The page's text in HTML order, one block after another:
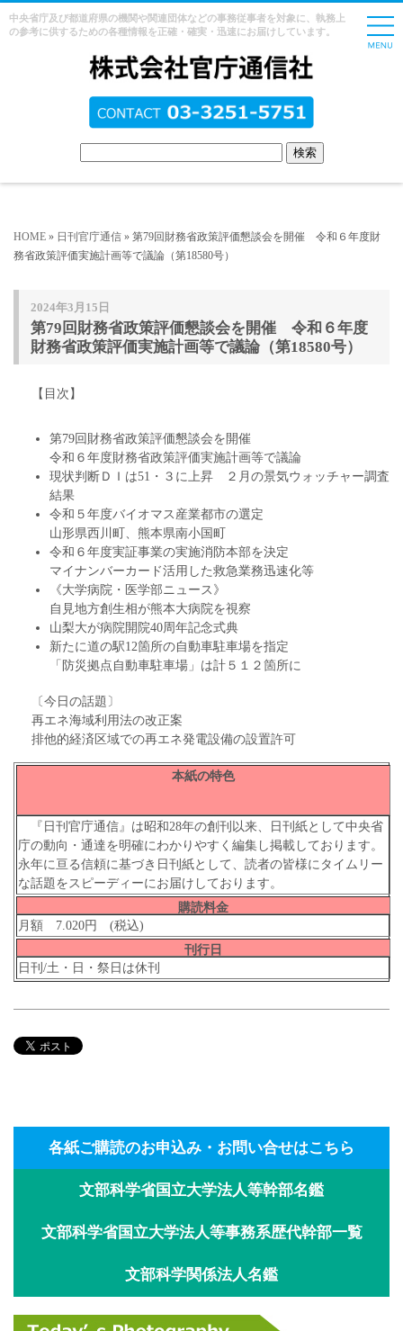
中央省庁及び都道府県の機関や関連団体などの事務従事者を対象に、執務上
の参考に供するための各種情報を正確・確実・迅速にお届けしています。
HOME » 日刊官庁通信 » 第79回財務省政策評価懇談会を開催 令和６年度財
務省政策評価実施計画等で議論（第18580号）
2024年3月15日
第79回財務省政策評価懇談会を開催 令和６年度
財務省政策評価実施計画等で議論（第18580号）
【目次】
第79回財務省政策評価懇談会を開催
令和６年度財務省政策評価実施計画等で議論
現状判断ＤＩは51・３に上昇 ２月の景気ウォッチャー調査
結果
令和５年度バイオマス産業都市の選定
山形県西川町、熊本県南小国町
令和６年度実証事業の実施消防本部を決定
マイナンバーカード活用した救急業務迅速化等
《大学病院・医学部ニュース》
自見地方創生相が熊本大病院を視察
山梨大が病院開院40周年記念式典
新たに道の駅12箇所の自動車駐車場を指定
「防災拠点自動車駐車場」は計５１２箇所に
〔今日の話題〕
再エネ海域利用法の改正案
排他的経済区域での再エネ発電設備の設置許可
本紙の特色
『日刊官庁通信』は昭和28年の創刊以来、日刊紙として中央省
庁の動向・通達を明確にわかりやすく編集し掲載しております。
永年に亘る信頼に基づき日刊紙として、読者の皆様にタイムリー
な話題をスピーディーにお届けしております。
購読料金
月額 7.020円 (税込)
刊行日
日刊/土・日・祭日は休刊
各紙ご購読のお申込み・お問い合せはこちら
文部科学省国立大学法人等幹部名鑑
文部科学省国立大学法人等事務系歴代幹部一覧
文部科学関係法人名鑑